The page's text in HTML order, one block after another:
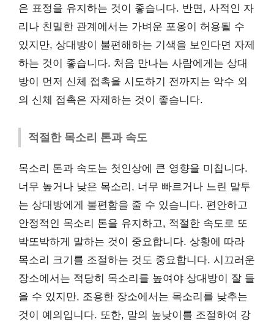
은 표정을 유지하는 것이 좋습니다. 반면, 사적인 자
리나 친밀한 관계에서는 가벼운 포옹이 허용될 수
있지만, 상대방이 불편해하는 기색을 보인다면 자제
하는 것이 좋습니다. 처음 만나는 사람에게는 상대
방이 먼저 신체 접촉을 시도하기 전까지는 악수 외
의 신체 접촉은 자제하는 것이 좋습니다.
적절한 목소리 톤과 속도
목소리 톤과 속도는 첫인상에 큰 영향을 미칩니다.
너무 높거나 낮은 목소리, 너무 빠르거나 느린 말투
는 상대방에게 불편함을 줄 수 있습니다. 편안하고
안정적인 목소리 톤을 유지하고, 적절한 속도로 또
박또박하게 말하는 것이 중요합니다. 상황에 따라
목소리 크기를 조절하는 것도 중요합니다. 시끄러운
장소에서는 적당히 목소리를 높여야 상대방이 잘 들
을 수 있지만, 조용한 장소에서는 목소리를 낮추는
것이 예의입니다. 또한, 말의 높낮이를 조절하여 강